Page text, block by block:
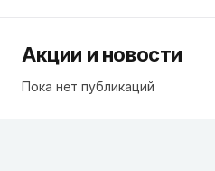
Акции и новости
Пока нет публикаций